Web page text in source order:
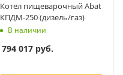
Котел пищеварочный Abat
КПДМ-250 (дизель/газ)
В наличии
794 017 руб.